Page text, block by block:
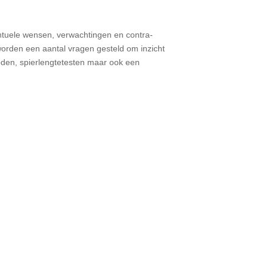
wensen, verwachtingen en contra-
een aantal vragen gesteld om inzicht
spierlengtetesten maar ook een